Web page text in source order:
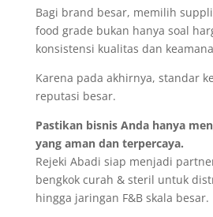
Bagi brand besar, memilih
food grade bukan hanya soal
konsistensi kualitas dan
Karena pada akhirnya, standar
reputasi besar.
Pastikan bisnis Anda hanya
yang aman dan terpercaya.
Rejeki Abadi siap menjadi
bengkok curah & steril untuk
hingga jaringan F&B skala besar.